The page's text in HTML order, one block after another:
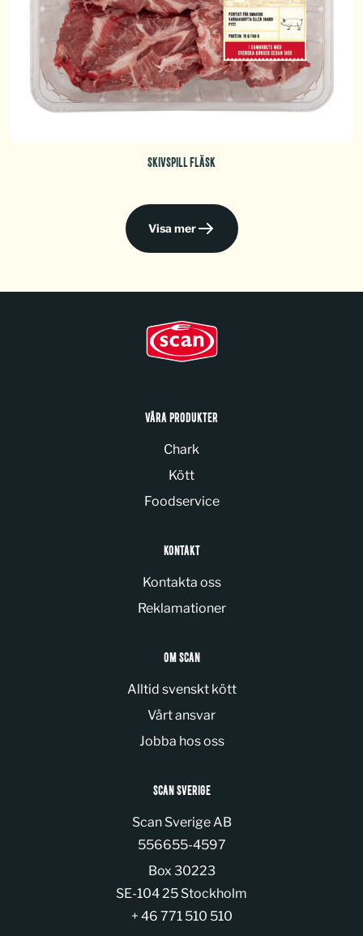
SKIVSPILL FLÄSK
Visa mer
VÅRA PRODUKTER
Chark
Kött
Foodservice
KONTAKT
Kontakta oss
Reklamationer
OM SCAN
Alltid svenskt kött
Vårt ansvar
Jobba hos oss
SCAN SVERIGE
Scan Sverige AB
Organization number:
556655-4597
Box 30223
SE-104 25 Stockholm
+ 46 771 510 510